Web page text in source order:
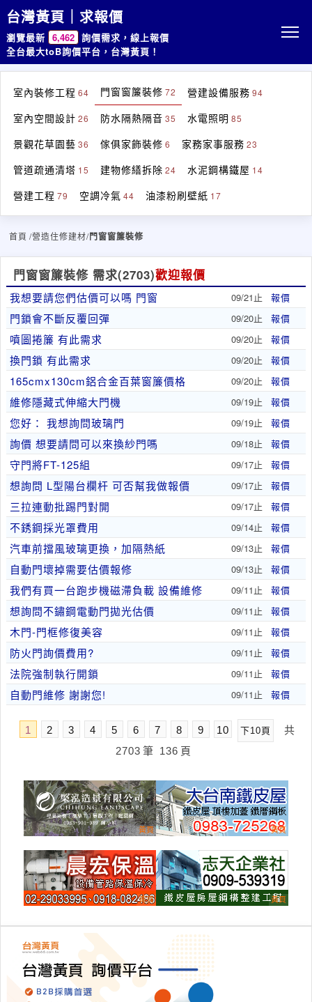
台灣黃頁｜求報價
瀏覽最新 6,462 詢價需求，線上報價
全台最大toB詢價平台，台灣黃頁！
室內裝修工程 64 門窗窗簾裝修 72 營建設備服務 94
室內空間設計 26 防水隔熱隔音 35 水電照明 85
景觀花草園藝 36 傢俱家飾裝修 6 家務家事服務 23
管道疏通清塔 15 建物修繕拆除 24 水泥鋼構鐵屋 14
營建工程 79 空調冷氣 44 油漆粉刷壁紙 17
首頁 /營造住修建材/門窗窗簾裝修
門窗窗簾裝修 需求(2703)歡迎報價
我想要請您們估價可以嗎 門窗 09/21止 報價
門鎖會不斷反覆回彈 09/20止 報價
噴圖捲簾 有此需求 09/20止 報價
換門鎖 有此需求 09/20止 報價
165cmx130cm鋁合金百葉窗簾價格 09/20止 報價
維修隱藏式伸縮大門機 09/19止 報價
您好： 我想詢問玻璃門 09/19止 報價
詢價 想要請問可以來換紗門嗎 09/18止 報價
守門將FT-125組 09/17止 報價
想詢問 L型陽台欄杆 可否幫我做報價 09/17止 報價
三拉連動批踢門對開 09/17止 報價
不銹鋼採光罩費用 09/14止 報價
汽車前擋風玻璃更換，加隔熱紙 09/13止 報價
自動門壞掉需要估價報修 09/13止 報價
我們有買一台跑步機磁滯負載 設備維修 09/11止 報價
想詢問不鏽鋼電動門拋光估價 09/11止 報價
木門-門框修復美容 09/11止 報價
防火門詢價費用? 09/11止 報價
法院強制執行開鎖 09/11止 報價
自動門維修 謝謝您! 09/11止 報價
1 2 3 4 5 6 7 8 9 10 下10頁
共
2703 筆 136 頁